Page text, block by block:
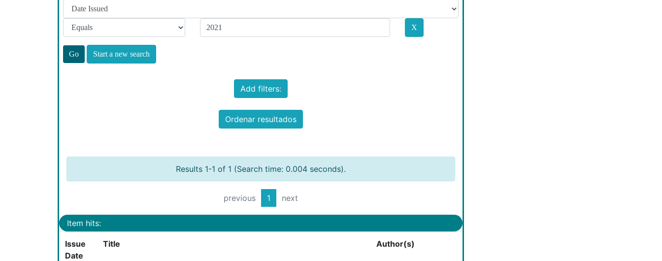
Start a new search
Add filters:
Ordenar resultados
Results 1-1 of 1 (Search time: 0.004 seconds).
previous 1 next
Item hits:
Issue
Date
Title Author(s)